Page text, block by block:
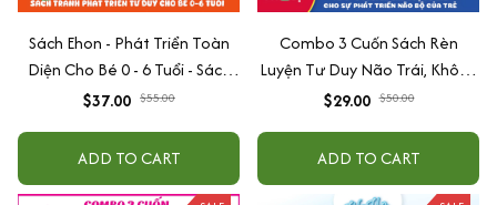
Sách Ehon - Phát Triển Toàn
Diện Cho Bé 0 - 6 Tuổi - Sách
Song Ngữ Việt - Anh
$37.00 $55.00
ADD TO CART
Combo 3 Cuốn Sách Rèn
Luyện Tư Duy Não Trái, Không
Não Phải - Đánh Thức Tiềm
$29.00 $50.00
ADD TO CART